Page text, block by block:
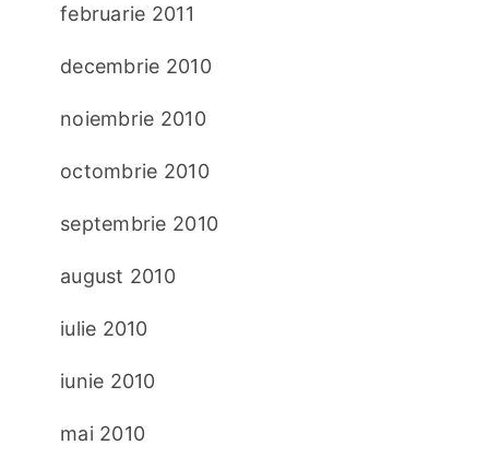
februarie 2011
decembrie 2010
noiembrie 2010
octombrie 2010
septembrie 2010
august 2010
iulie 2010
iunie 2010
mai 2010